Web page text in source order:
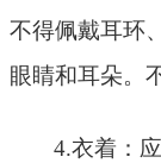
不得佩戴耳环
眼睛和耳朵。
4.衣着：